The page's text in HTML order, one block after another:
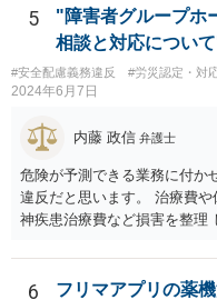
ースが多く、早期解決のた
得ないかとも思います。 病
などには、弁護士へのご依頼
への依頼が必要になる際に備
らうために、一度法律事務
せん。
5
"障害者グループホ
相談と対応につい
#安全配慮義務違反 #労災認定・対
2024年6月7日
内藤 政信 弁護士
危険が予測できる業務に付か
違反だと思います。 治療費
神疾患治療費など損害を整理
6 フリマアプリの薬